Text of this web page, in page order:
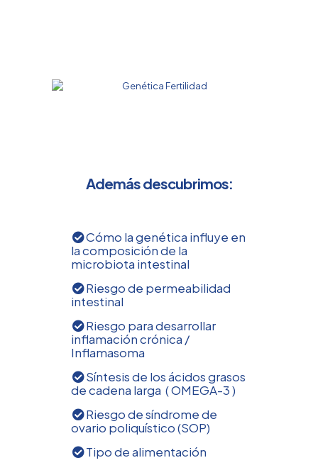
Además descubrimos:
Cómo la genética influye en
la composición de la
microbiota intestinal
Riesgo de permeabilidad
intestinal
Riesgo para desarrollar
inflamación crónica /
Inflamasoma
Síntesis de los ácidos grasos
de cadena larga ( OMEGA-3 )
Riesgo de síndrome de
ovario poliquístico (SOP)
Tipo de alimentación